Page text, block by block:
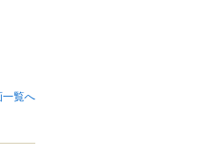
覧へ